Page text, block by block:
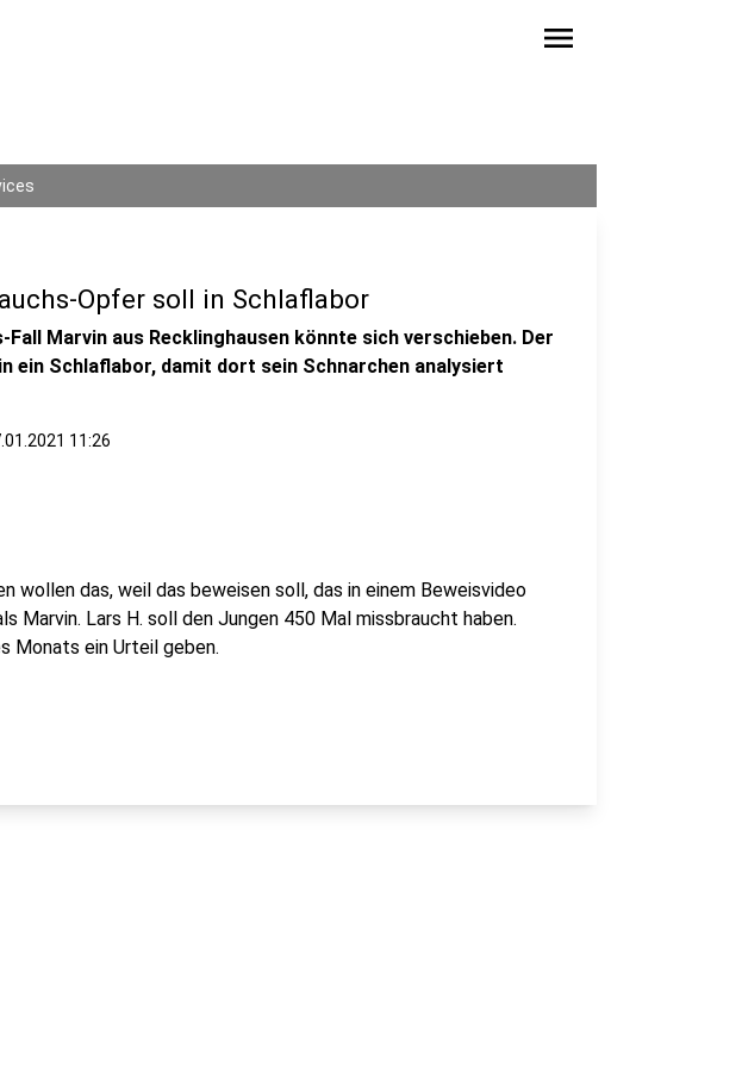
menu
Opfer soll in Schlaflabor
Marvin aus Recklinghausen könnte sich verschieben. Der
ein Schlaflabor, damit dort sein Schnarchen analysiert
11:26
wollen das, weil das beweisen soll, das in einem Beweisvideo
Marvin. Lars H. soll den Jungen 450 Mal missbraucht haben.
Monats ein Urteil geben.